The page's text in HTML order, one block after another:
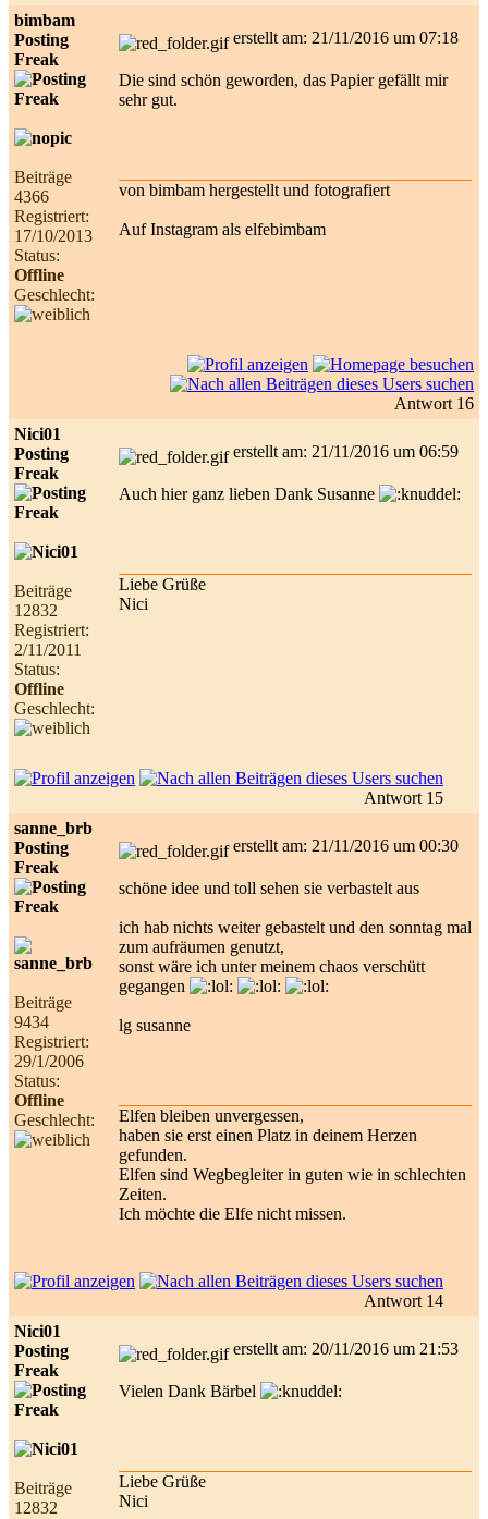
bimbam
Posting
Freak
Beiträge
4366
Registriert:
17/10/2013
Status:
Offline
Geschlecht:
erstellt am: 21/11/2016 um 07:18
Die sind schön geworden, das Papier gefällt mir
sehr gut.
von bimbam hergestellt und fotografiert
Auf Instagram als elfebimbam
Antwort 16
Nici01
Posting
Freak
Beiträge
12832
Registriert:
2/11/2011
Status:
Offline
Geschlecht:
erstellt am: 21/11/2016 um 06:59
Auch hier ganz lieben Dank Susanne
Liebe Grüße
Nici
Antwort 15
sanne_brb
Posting
Freak
Beiträge
9434
Registriert:
29/1/2006
Status:
Offline
Geschlecht:
erstellt am: 21/11/2016 um 00:30
schöne idee und toll sehen sie verbastelt aus
ich hab nichts weiter gebastelt und den sonntag mal
zum aufräumen genutzt,
sonst wäre ich unter meinem chaos verschütt
gegangen
lg susanne
Elfen bleiben unvergessen,
haben sie erst einen Platz in deinem Herzen
gefunden.
Elfen sind Wegbegleiter in guten wie in schlechten
Zeiten.
Ich möchte die Elfe nicht missen.
Antwort 14
Nici01
Posting
Freak
Beiträge
12832
erstellt am: 20/11/2016 um 21:53
Vielen Dank Bärbel
Liebe Grüße
Nici